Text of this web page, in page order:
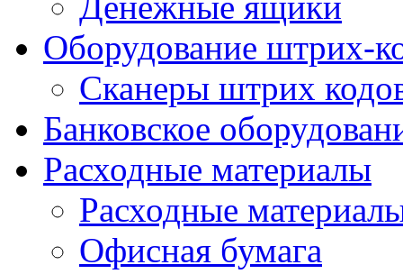
Оборудование штрих-
Сканеры штрих
Банковское
Расходные материалы
Расходные
Офисная бумага